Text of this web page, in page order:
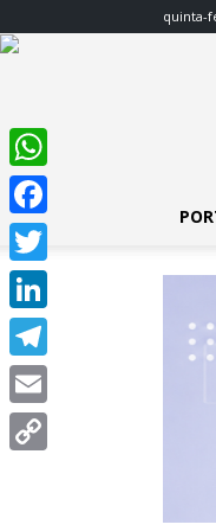
quinta-
WhatsApp
Facebook
Twitter
LinkedIn
Telegram
Email